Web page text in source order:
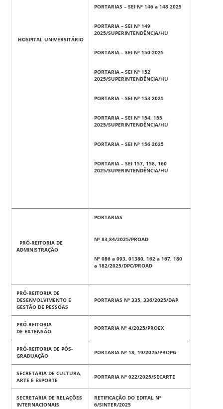
HOSPITAL UNIVERSITÁRIO
PORTARIAS – SEI Nº 146 a 148 2025
PORTARIA – SEI Nº 149
2025/SUPERINTENDÊNCIA/HU
PORTARIA – SEI Nº 150 2025
PORTARIA – SEI Nº 152
2025/SUPERINTENDÊNCIA/HU
PORTARIA – SEI Nº 153 2025
PORTARIA – SEI Nº 154, 155
2025/SUPERINTENDÊNCIA/HU
PORTARIA – SEI Nº 156 2025
PORTARIA – SEI 157, 158, 160
2025/SUPERINTENDÊNCIA/HU
PRÓ-REITORIA DE
ADMINISTRAÇÃO
PORTARIAS
Nº 83,84/2025/PROAD
Nº 086 a 093, 01380, 162 a 167, 180
a 182/2025/DPC/PROAD
PRÓ-REITORIA DE
DESENVOLVIMENTO E
GESTÃO DE PESSOAS
PORTARIAS Nº 335, 336/2025/DAP
PRÓ-REITORIA
DE EXTENSÃO
PORTARIA Nº 4/2025/PROEX
PRÓ-REITORIA DE PÓS-
GRADUAÇÃO
PORTARIA Nº 18, 19/2025/PROPG
SECRETARIA DE CULTURA,
ARTE E ESPORTE
PORTARIA Nº 022/2025/SECARTE
SECRETARIA DE RELAÇÕES
INTERNACIONAIS
RETIFICAÇÃO DO EDITAL Nº
6/SINTER/2025